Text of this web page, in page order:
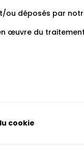
ou déposés par
œuvre du
cookie